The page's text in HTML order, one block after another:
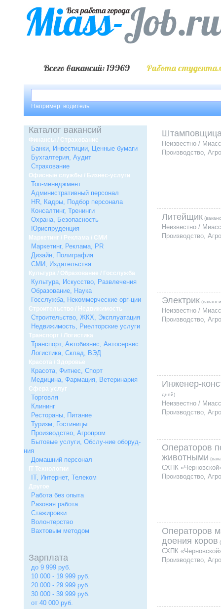
Всего вакансий: 19969 Работа
Например: водитель
Неизвестно / Миасс
Производство,
Литейщик
Неизвестно / Миасс
Производство,
Электрик
Неизвестно / Миасс
Производство,
Инженер-
дней)
Неизвестно / Миасс
Производство,
Операторов
животными
СХПК
Производство,
Операторов
доения коров
СХПК
Производство,
Каталог вакансий
Финансы / Страхование
Банки, Инвестиции, Ценные бумаги
Бухгалтерия, Аудит
Страхование
Офисные службы / Бизнес-услуги
Топ-менеджмент
Административный персонал
HR, Кадры, Подбор персонала
Консалтинг, Тренинги
Охрана, Безопасность
Юриспруденция
Маркетинг / Реклама / СМИ
Маркетинг, Реклама, PR
Дизайн, Полиграфия
СМИ, Издательства
Культура / Образование / Госслужба
Культура, Искусство, Развлечения
Образование, Наука
Госслужба, Некоммерческие орг-ции
Строительство / Недвижимость
Строительство, ЖКХ, Эксплуатация
Недвижимость, Риелторские услуги
Транспорт / Логистика
Транспорт, Автобизнес, Автосервис
Логистика, Склад, ВЭД
Красота / Здоровье
Красота, Фитнес, Спорт
Медицина, Фармация, Ветеринария
Сфера услуг
Торговля
Клининг
Рестораны, Питание
Туризм, Гостиницы
Производство, Агропром
Бытовые услуги, Обслу-ние оборуд-
ния
Домашний персонал
IT Технологии
IT, Интернет, Телеком
Другое
Работа без опыта
Разовая работа
Стажировки
Волонтерство
Вахтовым методом
Зарплата
до 9 999 руб.
10 000 - 19 999 руб.
20 000 - 29 999 руб.
30 000 - 39 999 руб.
от 40 000 руб.